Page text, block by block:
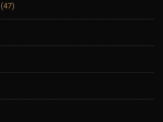
(47)